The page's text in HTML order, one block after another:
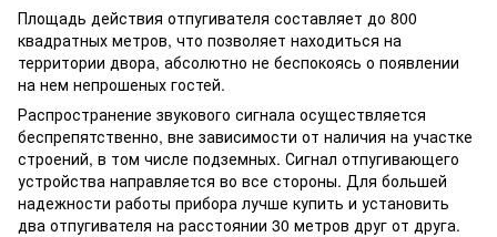
Площадь действия отпугивателя составляет до 800
квадратных метров, что позволяет находиться на
территории двора, абсолютно не беспокоясь о появлении
на нем непрошеных гостей.
Распространение звукового сигнала осуществляется
беспрепятственно, вне зависимости от наличия на участке
строений, в том числе подземных. Сигнал отпугивающего
устройства направляется во все стороны. Для большей
надежности работы прибора лучше купить и установить
два отпугивателя на расстоянии 30 метров друг от друга.